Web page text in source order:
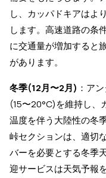
し、カッパドキアはよ
します。高速道路の条
に交通量が増加すると
があります。
冬季(12月〜2月) ：ア
(15〜20°C)を維持し、
温度を伴う大陸性の冬
峠セクションは、適切
バーを必要とする冬季
迎サービスは天気予報